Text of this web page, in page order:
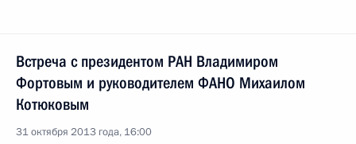
Встреча с президентом РАН Владимиром
Фортовым и руководителем ФАНО Михаилом
Котюковым
31 октября 2013 года, 16:00